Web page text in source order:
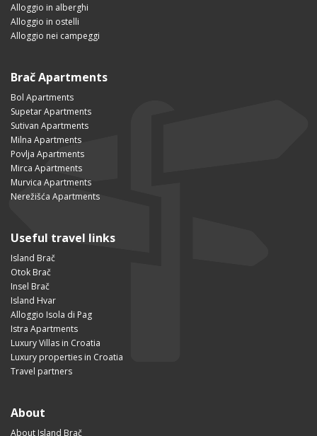
Alloggio in alberghi
Alloggio in ostelli
Alloggio nei campeggi
Brač Apartments
Bol Apartments
Supetar Apartments
Sutivan Apartments
Milna Apartments
Povlja Apartments
Mirca Apartments
Murvica Apartments
Nerežišća Apartments
Useful travel links
Island Brač
Otok Brač
Insel Brač
Island Hvar
Alloggio Isola di Pag
Istra Apartments
Luxury Villas in Croatia
Luxury properties in Croatia
Travel partners
About
About Island Brač